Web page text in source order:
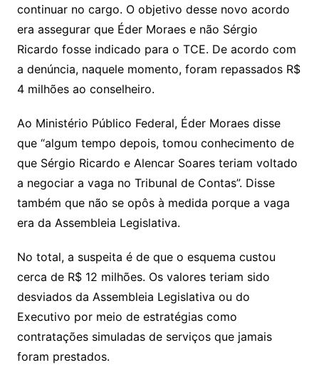
continuar no cargo. O objetivo desse novo acordo
era assegurar que Éder Moraes e não Sérgio
Ricardo fosse indicado para o TCE. De acordo com
a denúncia, naquele momento, foram repassados R$
4 milhões ao conselheiro.
Ao Ministério Público Federal, Éder Moraes disse
que “algum tempo depois, tomou conhecimento de
que Sérgio Ricardo e Alencar Soares teriam voltado
a negociar a vaga no Tribunal de Contas”. Disse
também que não se opôs à medida porque a vaga
era da Assembleia Legislativa.
No total, a suspeita é de que o esquema custou
cerca de R$ 12 milhões. Os valores teriam sido
desviados da Assembleia Legislativa ou do
Executivo por meio de estratégias como
contratações simuladas de serviços que jamais
foram prestados.